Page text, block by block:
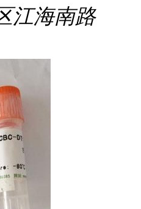
江海南路